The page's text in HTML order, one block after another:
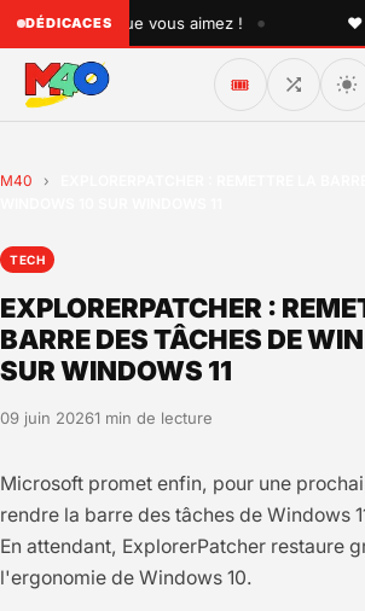
DÉDICACES
quelqu'un que vous aimez ! • ♥
🎟️
M40 ›
TECH
EXPLORERPATCHER :
BARRE DES TÂCHES DE
SUR WINDOWS 11
09 juin 20261 min de lecture
Microsoft promet enfin, pour une
rendre la barre des tâches de Windows
En attendant, ExplorerPatcher restaure
l'ergonomie de Windows 10.